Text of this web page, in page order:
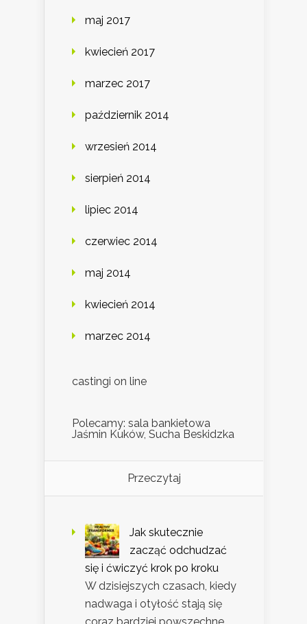
maj 2017
kwiecień 2017
marzec 2017
październik 2014
wrzesień 2014
sierpień 2014
lipiec 2014
czerwiec 2014
maj 2014
kwiecień 2014
marzec 2014
castingi on line
Polecamy: sala bankietowa
Jaśmin Kuków, Sucha Beskidzka
Przeczytaj
Jak skutecznie
zacząć odchudzać
się i ćwiczyć krok po kroku
W dzisiejszych czasach, kiedy
nadwaga i otyłość stają się